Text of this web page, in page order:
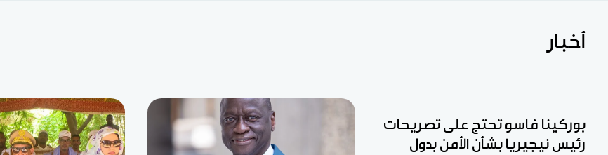
أخبار
بوركينا فاسو تحتج على تصريحات
رئيس نيجيريا بشأن الأمن بدول